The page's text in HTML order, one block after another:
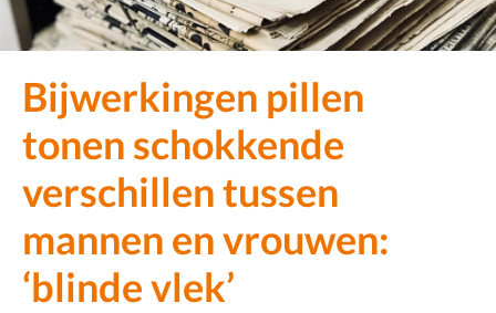
Bijwerkingen pillen
tonen schokkende
verschillen tussen
mannen en vrouwen:
‘blinde vlek’